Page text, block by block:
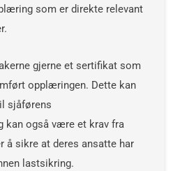
som er direkte relevant
gjerne et sertifikat som
opplæringen. Dette kan
sjåførens
kan også være et krav fra
å sikre at deres ansatte har
lastsikring.